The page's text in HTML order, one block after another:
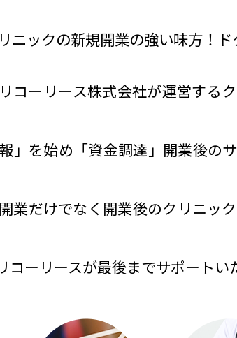
ニックの新規開業の強い味方！ド
コーリース株式会社が運営する
」を始め「資金調達」開業後の
業だけでなく開業後のクリニッ
ーリースが最後までサポートい